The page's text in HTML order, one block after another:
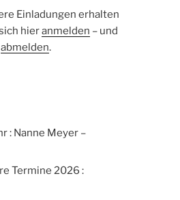
Einladungen erhalten
hieranmelden – und
abmelden.
: Nanne Meyer –
Termine 2026 :